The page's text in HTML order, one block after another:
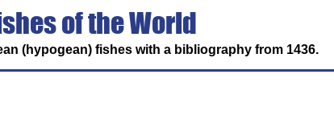
of the World
(hypogean) fishes with a bibliography from 1436.